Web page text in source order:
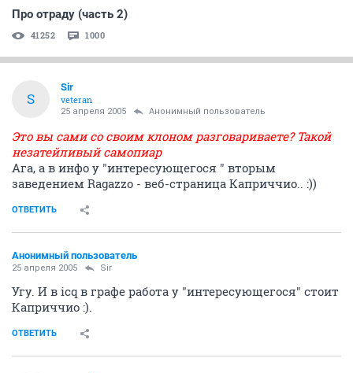
Про отраду (часть 2)
41252 1000
S
Sir
veteran
25 апреля 2005 Анонимный пользователь
Это вы сами со своим клоном разговариваете? Такой
незатейливый самопиар
Ага, а в инфо у "интересующегося " вторым
заведением Ragazzo - веб-страница Каприччио.. :))
ОТВЕТИТЬ
Анонимный пользователь
25 апреля 2005 Sir
Угу. И в icq в графе работа у "интересующегося" стоит
Каприччио :).
ОТВЕТИТЬ